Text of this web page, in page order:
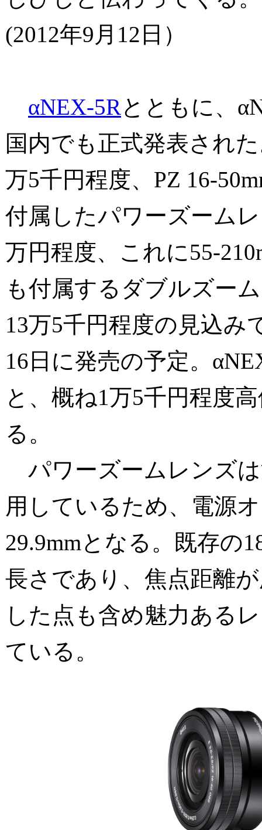
(2012年9月12日）
αNEX-5Rとともに、
国内でも正式発表され
万5千円程度、PZ 16-
付属したパワーズーム
万円程度、これに55-
も付属するダブルズー
13万5千円程度の見込み
16日に発売の予定。
と、概ね1万5千円程度
る。
パワーズームレンズ
用しているため、電源
29.9mmとなる。既存の
長さであり、焦点距離
した点も含め魅力ある
ている。